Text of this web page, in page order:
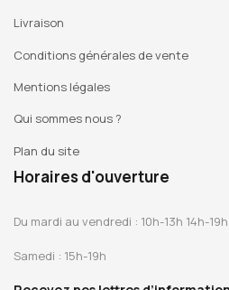
Livraison
Conditions générales de vente
Mentions légales
Qui sommes nous ?
Plan du site
Horaires d'ouverture
Du mardi au vendredi : 10h-13h 14h-19h
Samedi : 15h-19h